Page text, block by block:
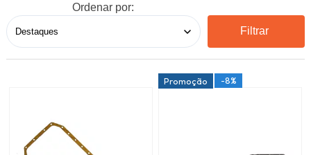
Ordenar por:
Filtrar
Promoção -8%